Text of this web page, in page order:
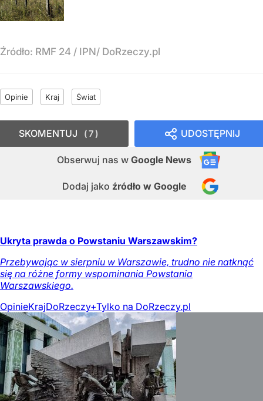
Źródło: RMF 24 / IPN/ DoRzeczy.pl
Opinie Kraj Świat
UDOSTĘPNIJ
Obserwuj nas w Google News
Dodaj jako źródło w Google
SKOMENTUJ 7
Ukryta prawda o Powstaniu Warszawskim?
Przebywając w sierpniu w Warszawie, trudno nie natknąć
się na różne formy wspominania Powstania
Warszawskiego.
OpinieKrajDoRzeczy+Tylko na DoRzeczy.pl